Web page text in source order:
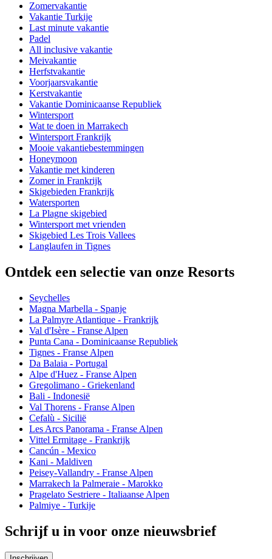
Zomervakantie
Vakantie Turkije
Last minute vakantie
Padel
All inclusive vakantie
Meivakantie
Herfstvakantie
Voorjaarsvakantie
Kerstvakantie
Vakantie Dominicaanse Republiek
Wintersport
Wat te doen in Marrakech
Wintersport Frankrijk
Mooie vakantiebestemmingen
Honeymoon
Vakantie met kinderen
Zomer in Frankrijk
Skigebieden Frankrijk
Watersporten
La Plagne skigebied
Wintersport met vrienden
Skigebied Les Trois Vallees
Langlaufen in Tignes
Ontdek een selectie van onze Resorts
Seychelles
Magna Marbella - Spanje
La Palmyre Atlantique - Frankrijk
Val d'Isère - Franse Alpen
Punta Cana - Dominicaanse Republiek
Tignes - Franse Alpen
Da Balaia - Portugal
Alpe d'Huez - Franse Alpen
Gregolimano - Griekenland
Bali - Indonesië
Val Thorens - Franse Alpen
Cefalù - Sicilië
Les Arcs Panorama - Franse Alpen
Vittel Ermitage - Frankrijk
Cancún - Mexico
Kani - Maldiven
Peisey-Vallandry - Franse Alpen
Marrakech la Palmeraie - Marokko
Pragelato Sestriere - Italiaanse Alpen
Palmiye - Turkije
Schrijf u in voor onze nieuwsbrief